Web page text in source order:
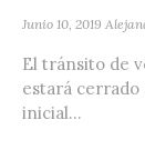
Junio 10, 2019
El tránsito de
estará
inicial...